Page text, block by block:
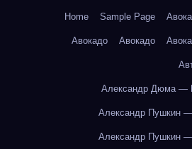
Home Sample Page
Авокадо Авокадо
Александр Дюма —
Александр Пушкин
Александр Пушкин